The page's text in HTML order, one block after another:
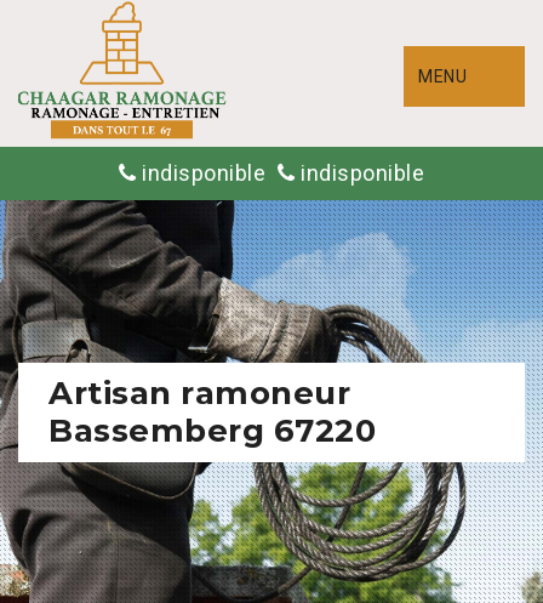
MENU
indisponible indisponible
Artisan ramoneur
Bassemberg 67220